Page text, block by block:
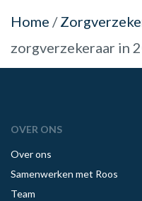
Home /
zorgverzekeraar in
OVER ONS
Over ons
Samenwerken met Roos
Team